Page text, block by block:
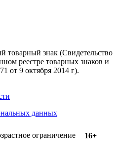
товарный знак (Свидетельство
реестре товарных знаков и
от 9 октября 2014 г).
данных
ограничение 16+